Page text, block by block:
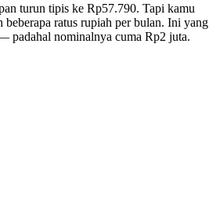
turun tipis ke Rp57.790. Tapi kamu
ratus rupiah per bulan. Ini yang
padahal nominalnya cuma Rp2 juta.